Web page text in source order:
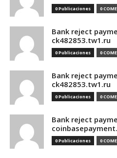
0 Publicaciones 0
Bank reject
ck482853.tw1.ru
0 Publicaciones 0
Bank reject
ck482853.tw1.ru
0 Publicaciones 0
Bank reject
0 Publicaciones 0